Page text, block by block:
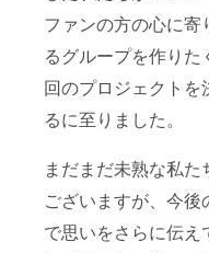
ファンの方の心に寄
るグループを作りた
回のプロジェクトを
るに至りました。
まだまだ未熟な私た
ございますが、今後
で思いをさらに伝え